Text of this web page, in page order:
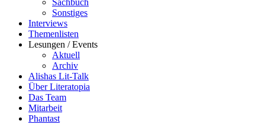
Sonstiges
Interviews
Themenlisten
Lesungen / Events
Aktuell
Archiv
Alishas Lit-Talk
Über Literatopia
Das Team
Mitarbeit
Phantast